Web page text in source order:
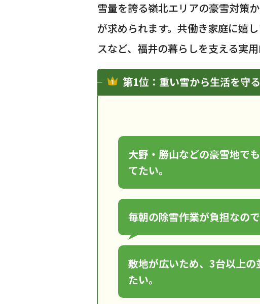
雪量を誇る嶺北エリアの豪雪対策
が求められます。共働き家庭に嬉
スなど、福井の暮らしを支える実
第1位：重い雪から生活を守
大野・勝山などの豪雪地で
てたい。
毎朝の除雪作業が負担なの
敷地が広いため、3台以上
たい。